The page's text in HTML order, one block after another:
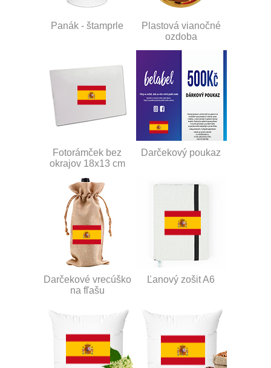
Panák - štamprle
Plastová vianočné
ozdoba
Fotorámček bez
okrajov 18x13 cm
Darčekový poukaz
Darčekové vrecúško
na fľašu
Ľanový zošit A6